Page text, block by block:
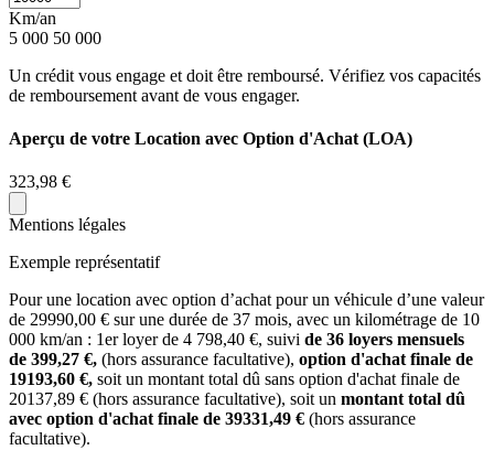
Km/an
5 000 50 000
Un crédit vous engage et doit être remboursé. Vérifiez vos capacités
de remboursement avant de vous engager.
Aperçu de votre Location avec Option d'Achat (LOA)
323,98 €
Mentions légales
Exemple représentatif
Pour une location avec option d’achat pour un véhicule d’une valeur
de 29990,00 € sur une durée de 37 mois, avec un kilométrage de 10
000 km/an : 1er loyer de 4 798,40 €, suivi de 36 loyers mensuels
de 399,27 €, (hors assurance facultative), option d'achat finale de
19193,60 €, soit un montant total dû sans option d'achat finale de
20137,89 € (hors assurance facultative), soit un montant total dû
avec option d'achat finale de 39331,49 € (hors assurance
facultative).